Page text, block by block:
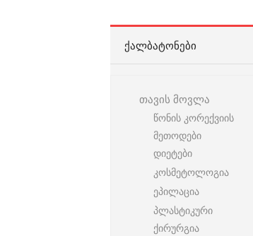
ᲥᲐᲚᲑᲐᲢᲝᲜᲔᲑᲘ
თავის მოვლა
წონის კორექვიის
მეთოდები
დიეტები
კოსმეტოლოგია
ეპილაცია
პლასტიკური
ქირურგია